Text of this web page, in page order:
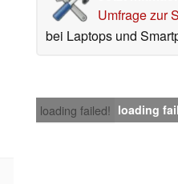
Umfrage zur
bei Laptops und
loading failed! loading